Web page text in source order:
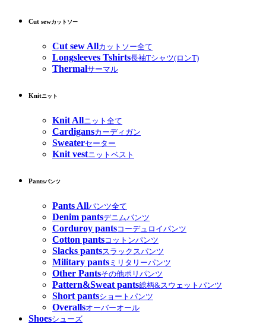
Cut sewカットソー
Cut sew Allカットソー全て
Longsleeves Tshirts長袖Tシャツ(ロンT)
Thermalサーマル
Knitニット
Knit Allニット全て
Cardigansカーディガン
Sweaterセーター
Knit vestニットベスト
Pantsパンツ
Pants Allパンツ全て
Denim pantsデニムパンツ
Corduroy pantsコーデュロイパンツ
Cotton pantsコットンパンツ
Slacks pantsスラックスパンツ
Military pants ミリタリーパンツ
Other Pantsその他ポリパンツ
Pattern&Sweat pants総柄&スウェットパンツ
Short pantsショートパンツ
Overallsオーバーオール
Shoesシューズ